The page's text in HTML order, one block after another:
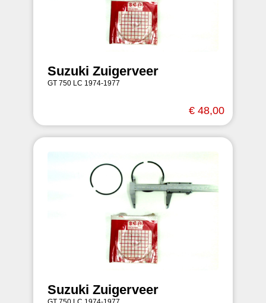
Suzuki Zuigerveer
GT 750 LC 1974-1977
€ 48,00
Suzuki Zuigerveer